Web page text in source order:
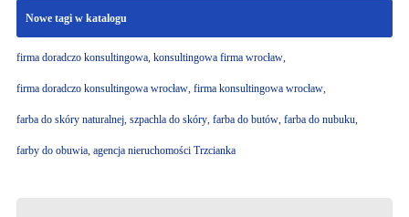
Nowe tagi w katalogu
firma doradczo konsultingowa, konsultingowa firma wrocław,
firma doradczo konsultingowa wrocław, firma konsultingowa wrocław,
farba do skóry naturalnej, szpachla do skóry, farba do butów, farba do nubuku,
farby do obuwia, agencja nieruchomości Trzcianka